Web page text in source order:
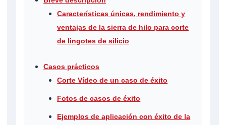
Características únicas, rendimiento y
ventajas de la sierra de hilo para corte
de lingotes de silicio
Casos prácticos
Corte Vídeo de un caso de éxito
Fotos de casos de éxito
Ejemplos de aplicación con éxito de la